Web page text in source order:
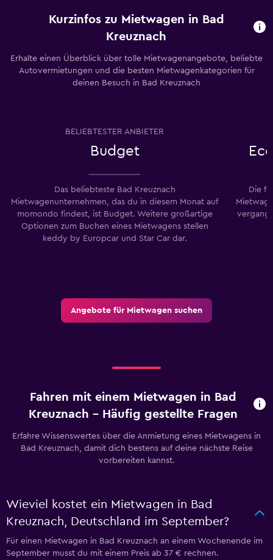
Kurzinfos zu Mietwagen in Bad
Kreuznach
Erhalte einen Überblick über tolle Mietwagenangebote, beliebte
Autovermietungen und die besten Mietwagenkategorien für
deinen Besuch in Bad Kreuznach
BELIEBTESTER ANBIETER
Budget
Das beliebteste Bad Kreuznach
Mietwagenunternehmen, das du in diesem Monat auf
momondo findest, ist Budget. Weitere großartige
Optionen zum Buchen eines Mietwagens stellen
keddy by Europcar und Star Car dar.
Die
Angebote für Mietwagen suchen
Fahren mit einem Mietwagen in Bad
Kreuznach – Häufig gestellte Fragen
Erfahre Wissenswertes über die Anmietung eines Mietwagens in
Bad Kreuznach, damit dich bestens auf deine nächste Reise
vorbereiten kannst.
Wieviel kostet ein Mietwagen in Bad
Kreuznach, Deutschland im September?
Für einen Mietwagen in Bad Kreuznach an einem Wochenende im
September musst du mit einem Preis ab 37 € rechnen.